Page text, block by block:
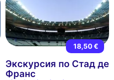
18,50 €
Экскурсия по Стад де
Франс